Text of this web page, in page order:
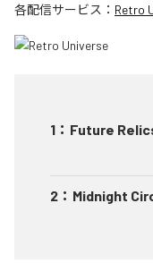
各配信サービス： Retro
1 ： Future
2 ： Midnight